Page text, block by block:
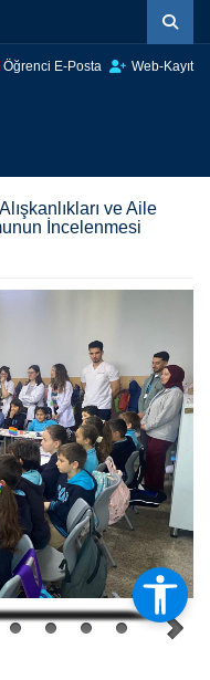
Öğrenci E-Posta
Web-Kayıt
ve Aile
İncelenmesi